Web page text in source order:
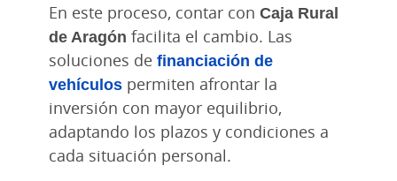
En este proceso, contar con Caja Rural
de Aragón facilita el cambio. Las
soluciones de financiación de
vehículos permiten afrontar la
inversión con mayor equilibrio,
adaptando los plazos y condiciones a
cada situación personal.